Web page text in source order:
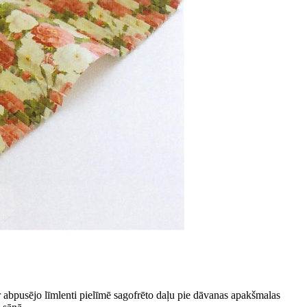
līmlenti pielīmē sagofrēto daļu pie dāvanas apakšmalas